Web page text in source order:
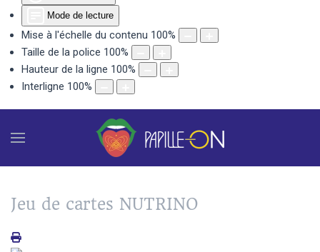
Mode de lecture
Mise à l'échelle du contenu 100%
Taille de la police 100%
Hauteur de la ligne 100%
Interligne 100%
Jeu de cartes NUTRINO